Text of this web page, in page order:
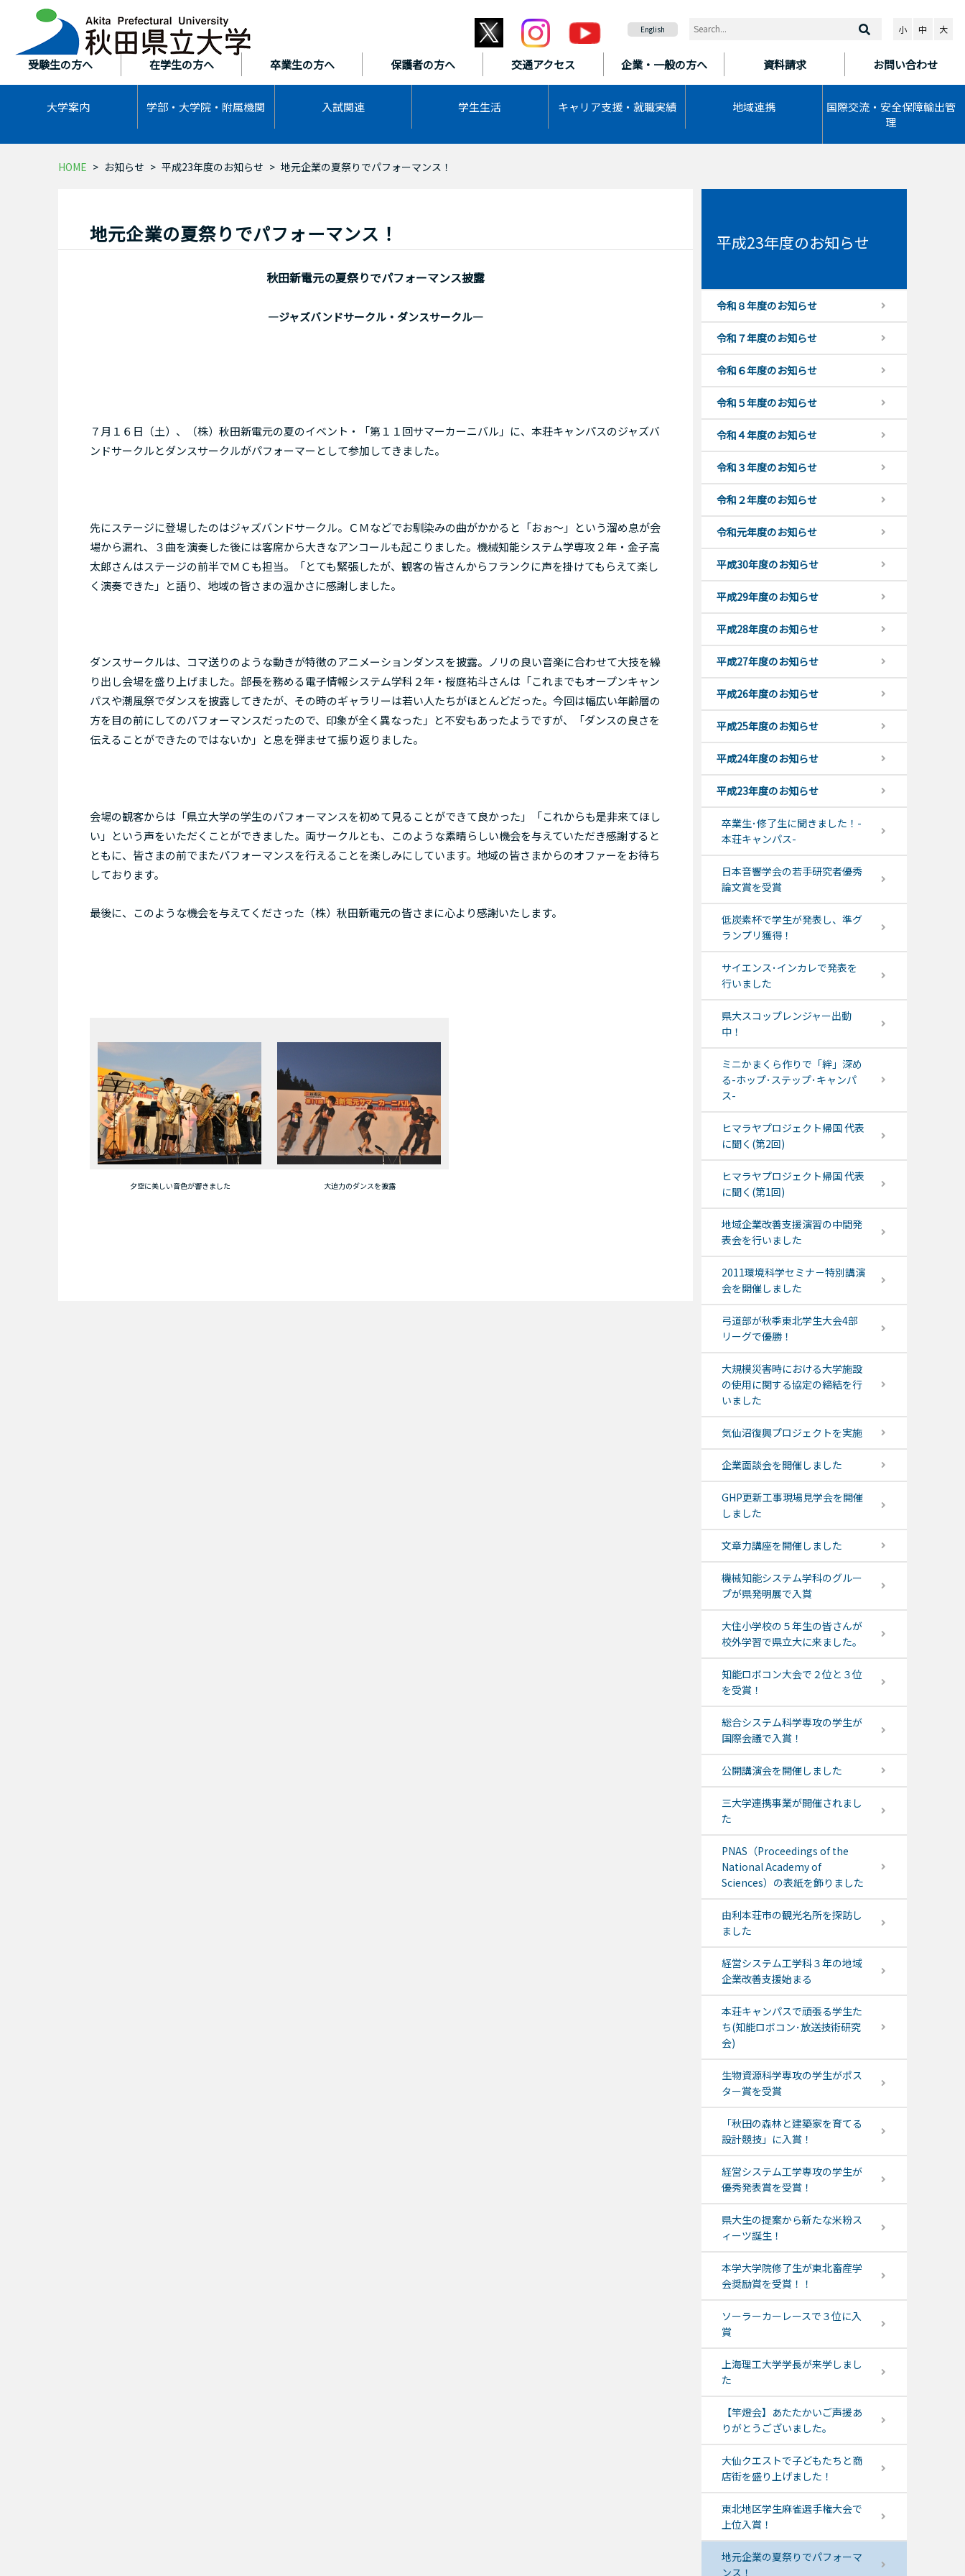
受験生の方へ 在学生の方へ 卒業生の方へ 保護者の方へ 交通アクセス 企業・一般の方へ 資料請求 お問い合わせ
大学案内 学部・大学院・ 附属機関 入試関連 学生生活 キャリア支援・ 就職実績 地域連携
国際交流・安全保障輸出管
理
English 小 中 大
HOME お知らせ 平成23年度のお知らせ 地元企業の夏祭りでパフォーマンス！
地元企業の夏祭りでパフォーマンス！
秋田新電元の夏祭りでパフォーマンス披露
―ジャズバンドサークル・ダンスサークル―
７月１６日（土）、（株）秋田新電元の夏のイベント・「第１１回サマーカーニバル」に、本荘キャンパスのジャズバ
ンドサークルとダンスサークルがパフォーマーとして参加してきました。
先にステージに登場したのはジャズバンドサークル。ＣＭなどでお馴染みの曲がかかると「おぉ～」という溜め息が会
場から漏れ、３曲を演奏した後には客席から大きなアンコールも起こりました。機械知能システム学専攻２年・金子高
太郎さんはステージの前半でＭＣも担当。「とても緊張したが、観客の皆さんからフランクに声を掛けてもらえて楽し
く演奏できた」と語り、地域の皆さまの温かさに感謝しました。
ダンスサークルは、コマ送りのような動きが特徴のアニメーションダンスを披露。ノリの良い音楽に合わせて大技を繰
り出し会場を盛り上げました。部長を務める電子情報システム学科２年・桜庭祐斗さんは「これまでもオープンキャン
パスや潮風祭でダンスを披露してきたが、その時のギャラリーは若い人たちがほとんどだった。今回は幅広い年齢層の
方を目の前にしてのパフォーマンスだったので、印象が全く異なった」と不安もあったようですが、「ダンスの良さを
伝えることができたのではないか」と息を弾ませて振り返りました。
会場の観客からは「県立大学の学生のパフォーマンスを初めて見ることができて良かった」「これからも是非来てほし
い」という声をいただくことができました。両サークルとも、このような素晴らしい機会を与えていただき感謝すると
ともに、皆さまの前でまたパフォーマンスを行えることを楽しみにしています。地域の皆さまからのオファーをお待ち
しております。
最後に、このような機会を与えてくださった（株）秋田新電元の皆さまに心より感謝いたします。
夕空に美しい音色が響きました 大迫力のダンスを披露
平成23年度のお知らせ
令和８年度のお知らせ
令和７年度のお知らせ
令和６年度のお知らせ
令和５年度のお知らせ
令和４年度のお知らせ
令和３年度のお知らせ
令和２年度のお知らせ
令和元年度のお知らせ
平成30年度のお知らせ
平成29年度のお知らせ
平成28年度のお知らせ
平成27年度のお知らせ
平成26年度のお知らせ
平成25年度のお知らせ
平成24年度のお知らせ
平成23年度のお知らせ
卒業生･修了生に聞きました！-
本荘キャンパス-
日本音響学会の若手研究者優秀
論文賞を受賞
低炭素杯で学生が発表し、準グ
ランプリ獲得！
サイエンス･インカレで発表を
行いました
県大スコップレンジャー出動
中！
ミニかまくら作りで「絆」深め
る-ホップ･ステップ･キャンパ
ス-
ヒマラヤプロジェクト帰国 代表
に聞く(第2回)
ヒマラヤプロジェクト帰国 代表
に聞く(第1回)
地域企業改善支援演習の中間発
表会を行いました
2011環境科学セミナ－特別講演
会を開催しました
弓道部が秋季東北学生大会4部
リーグで優勝！
大規模災害時における大学施設
の使用に関する協定の締結を行
いました
気仙沼復興プロジェクトを実施
企業面談会を開催しました
GHP更新工事現場見学会を開催
しました
文章力講座を開催しました
機械知能システム学科のグルー
プが県発明展で入賞
大住小学校の５年生の皆さんが
校外学習で県立大に来ました。
知能ロボコン大会で２位と３位
を受賞！
総合システム科学専攻の学生が
国際会議で入賞！
公開講演会を開催しました
三大学連携事業が開催されまし
た
PNAS（Proceedings of the
National Academy of
Sciences）の表紙を飾りました
由利本荘市の観光名所を探訪し
ました
経営システム工学科３年の地域
企業改善支援始まる
本荘キャンパスで頑張る学生た
ち(知能ロボコン･放送技術研究
会)
生物資源科学専攻の学生がポス
ター賞を受賞
「秋田の森林と建築家を育てる
設計競技」に入賞！
経営システム工学専攻の学生が
優秀発表賞を受賞！
県大生の提案から新たな米粉ス
ィーツ誕生！
本学大学院修了生が東北畜産学
会奨励賞を受賞！！
ソーラーカーレースで３位に入
賞
上海理工大学学長が来学しまし
た
【竿燈会】あたたかいご声援あ
りがとうございました。
大仙クエストで子どもたちと商
店街を盛り上げました！
東北地区学生麻雀選手権大会で
上位入賞！
地元企業の夏祭りでパフォーマ
ンス！